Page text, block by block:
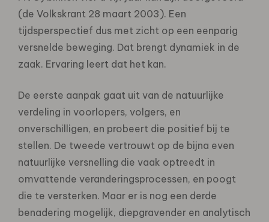
(de Volkskrant 28 maart 2003). Een
tijdsperspectief dus met zicht op een eenparig
versnelde beweging. Dat brengt dynamiek in de
zaak. Ervaring leert dat het kan.
De eerste aanpak gaat uit van de natuurlijke
verdeling in voorlopers, volgers, en
onverschilligen, en probeert die positief bij te
stellen. De tweede vertrouwt op de bijna even
natuurlijke versnelling die vaak optreedt in
omvattende veranderingsprocessen, en poogt
die te versterken. Maar er is nog een derde
benadering mogelijk, diepgravender en analytisch